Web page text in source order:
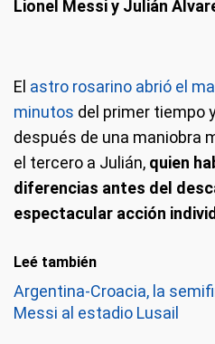
Lionel Messi y Julián
El astro rosarino abrió el
minutos del primer tiempo
después de una maniobra
el tercero a Julián, quien
diferencias antes del
espectacular acción
Leé también
Argentina-Croacia, la
Messi al estadio Lusail